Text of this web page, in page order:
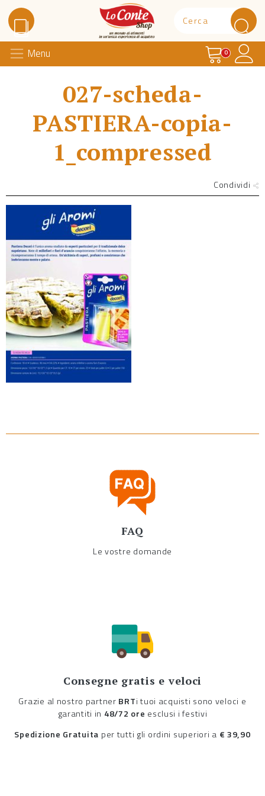
Lo Conte Shop
Menu Carrello
0
027-scheda-
PASTIERA-copia-
1_compressed
Condividi
FAQ
Le vostre domande
Consegne gratis e veloci
Grazie al nostro partner BRTi tuoi acquisti sono veloci e
garantiti in 48/72 ore esclusi i festivi
Spedizione Gratuita per tutti gli ordini superiori a € 39,90